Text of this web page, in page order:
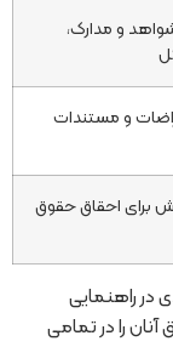
و مدارک،
و مستندات
برای احقاق حقوق
در راهنمایی
را در تمامی